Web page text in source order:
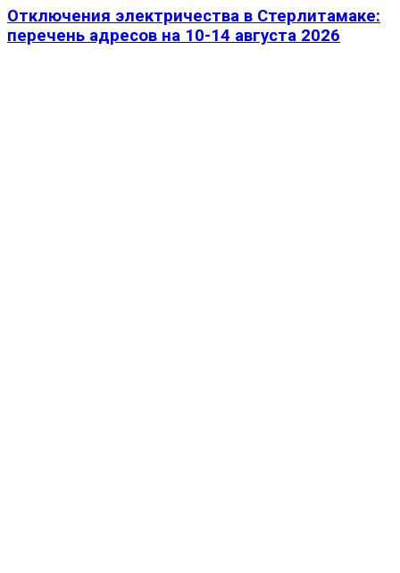
Отключения электричества в Стерлитамаке:
перечень адресов на 10-14 августа 2026